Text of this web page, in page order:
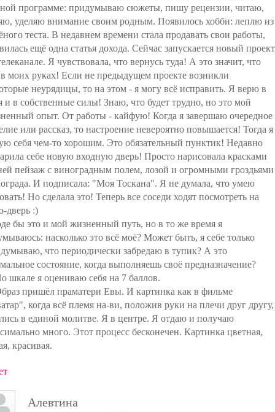
программе: придумываю сюжеты, пишу рецензии, читаю,
уделяю внимание своим родным. Появилось хобби: леплю из
теста. В недавнем времени стала продавать свои работы,
ещё одна статья дохода. Сейчас запускается новый проект
Я чувствовала, что вернусь туда! А это значит, что
в моих руках! Если не предыдущем проекте возникли
неурядицы, то на этом - я могу всё исправить. Я верю в
и в собственные силы! Знаю, что будет трудно, но это мой
опыт. От работы - кайфую! Когда я завершаю очередное
или рассказ, то настроение невероятно повышается! Тогда я
себя чем-то хорошим. Это обязательный пунктик! Недавно
себе новую входную дверь! Просто нарисовала красками
пейзаж с виноградным полем, лозой и огромными гроздьями
И подписала: "Моя Тоскана". Я не думала, что умею
Но сделала это! Теперь все соседи ходят посмотреть на
дверь :)
бы это и мой жизненный путь, но в то же время я
насколько это всё моё? Может быть, я себе только
что периодически забредаю в тупик? А это
состояние, когда выполняешь своё предназначение?
шкале я оцениваю себя на 7 баллов.
пришёл праматери Евы. И картинка как в фильме
когда всё племя на-ви, положив руки на плечи друг другу,
в единой молитве. Я в центре. Я отдаю и получаю
много. Этот процесс бесконечен. Картинка цветная,
красивая.
Алевтина